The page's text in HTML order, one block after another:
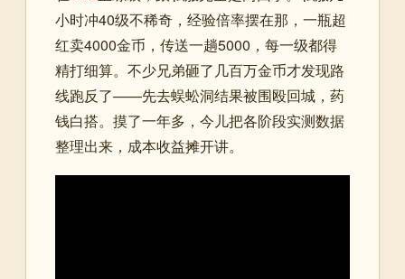
小时冲40级不稀奇，经验倍率摆在那，一瓶超
红卖4000金币，传送一趟5000，每一级都得
精打细算。不少兄弟砸了几百万金币才发现路
线跑反了——先去蜈蚣洞结果被围殴回城，药
钱白搭。摸了一年多，今儿把各阶段实测数据
整理出来，成本收益摊开讲。